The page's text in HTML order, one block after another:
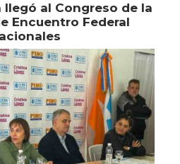
llegó al Congreso de la
Encuentro Federal